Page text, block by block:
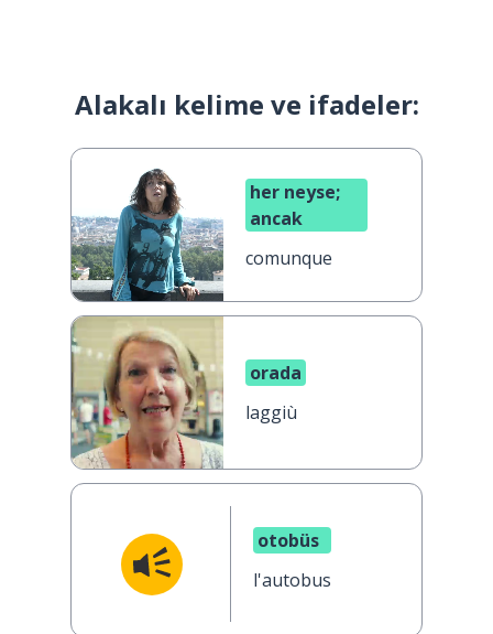
Alakalı kelime ve ifadeler:
her neyse;
ancak
comunque
orada
laggiù
otobüs
l'autobus